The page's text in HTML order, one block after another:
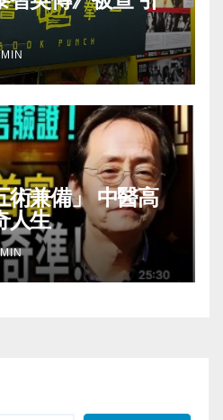
術兼備」 中醫高
人生